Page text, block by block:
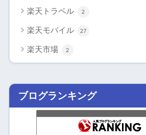
楽天トラベル 2
楽天モバイル 27
楽天市場 2
ブログランキング